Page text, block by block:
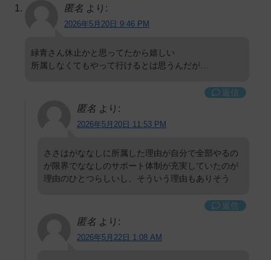
匿名 より:
2026年5月20日 9:46 PM
緑青さん休止かと思ってたから嬉しい
所属しなくてもやって行けるとは思うんだが…
返信
匿名 より:
2026年5月20日 11:53 PM
ささはがななしに所属した理由が自分で全部やるの
が限界でななしのサポート体制が充実していたのが
理由のひとつらしいし、そういう理由もありそう
返信
匿名 より:
2026年5月22日 1:08 AM